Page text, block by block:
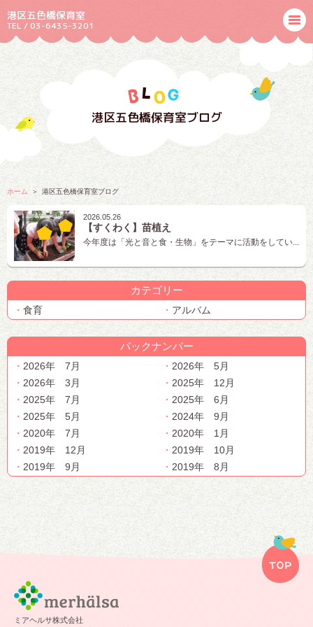
港区五色橋保育室
TEL / 03-6435-3201
港区五色橋保育室ブログ
ホーム 港区五色橋保育室ブログ
2026.05.26
【すくわく】苗植え
今年度は「光と音と食・生物」をテーマに活動をしてい...
カテゴリー
食育 アルバム
バックナンバー
2026年 7月
2026年 5月
2026年 3月
2025年 12月
2025年 7月
2025年 6月
2025年 5月
2024年 9月
2020年 7月
2020年 1月
2019年 12月
2019年 10月
2019年 9月
2019年 8月
ミアヘルサ株式会社